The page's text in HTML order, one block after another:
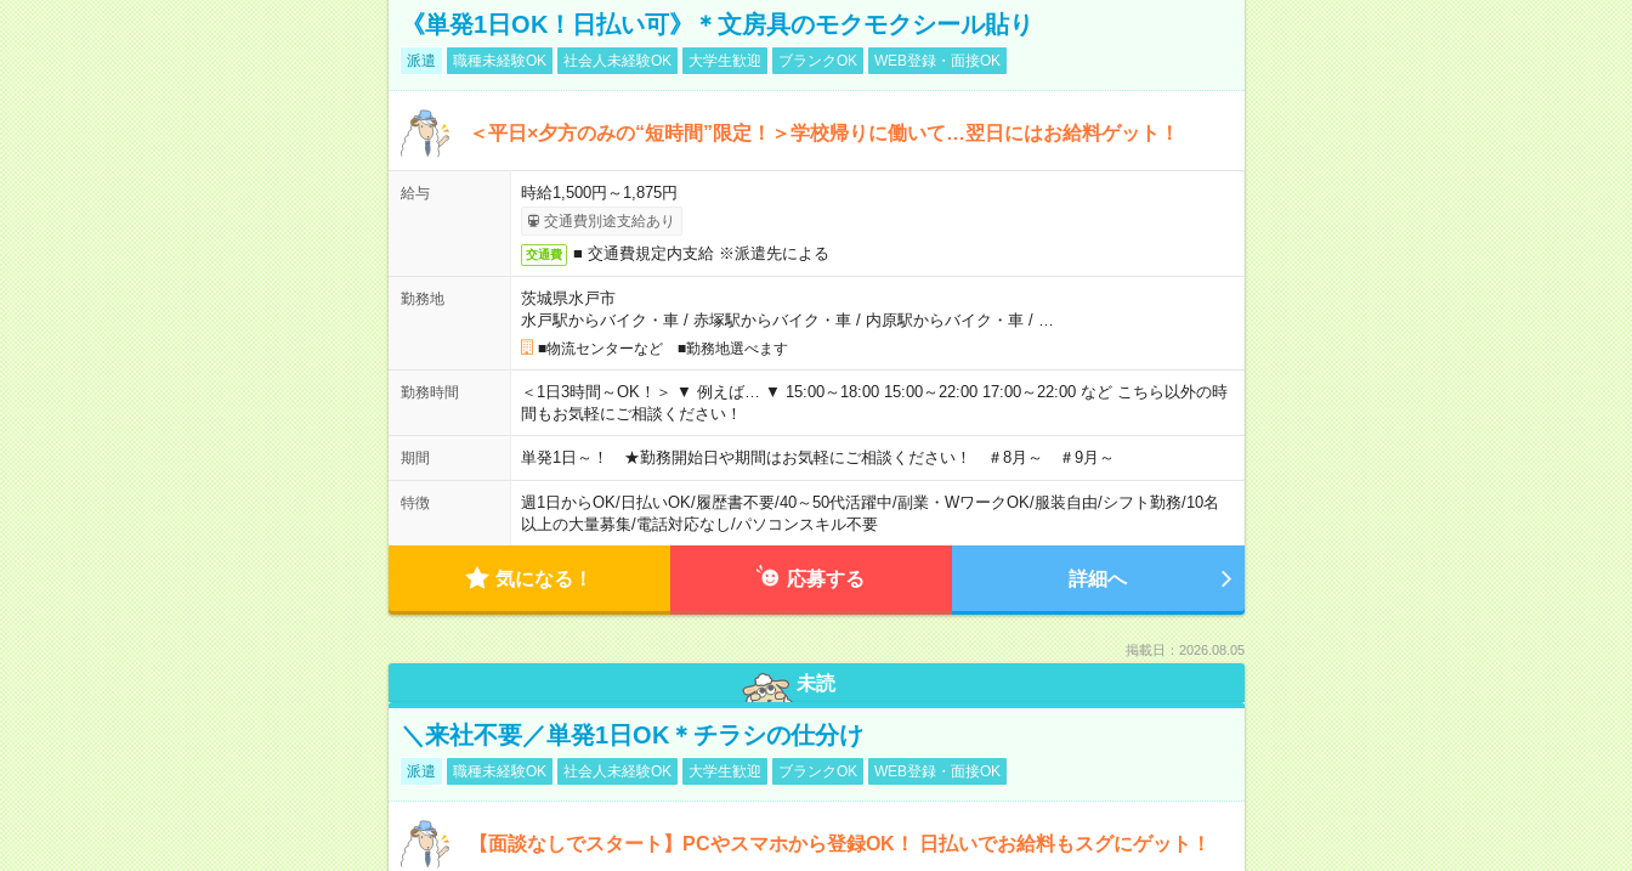
《単発1日OK！日払い可》＊文房具のモクモクシール貼り
派遣 職種未経験OK 社会人未経験OK 大学生歓迎 ブランクOK WEB登録・面接OK
＜平日×夕方のみの“短時間”限定！＞学校帰りに働いて…翌日にはお給料ゲット！
給与 時給1,500円～1,875円
交通費別途支給あり
交通費 ■ 交通費規定内支給 ※派遣先による
勤務地
茨城県水戸市
水戸駅からバイク・車/ 赤塚駅からバイク・車/ 内原駅からバイク・車/ …
■物流センターなど ■勤務地選べます
勤務時間
＜1日3時間～OK！＞ ▼ 例えば… ▼ 15:00～18:00 15:00～22:00 17:00～22:00 など こちら以外の時
間もお気軽にご相談ください！
期間 単発1日～！ ★勤務開始日や期間はお気軽にご相談ください！ ＃8月～ ＃9月～
特徴 週1日からOK/日払いOK/履歴書不要/40～50代活躍中/副業・WワークOK/服装自由/シフト勤務/10名
以上の大量募集/電話対応なし/パソコンスキル不要
気になる！ 応募する 詳細へ
掲載日：2026.08.05
未読
＼来社不要／単発1日OK＊チラシの仕分け
派遣 職種未経験OK 社会人未経験OK 大学生歓迎 ブランクOK WEB登録・面接OK
【面談なしでスタート】PCやスマホから登録OK！ 日払いでお給料もスグにゲット！